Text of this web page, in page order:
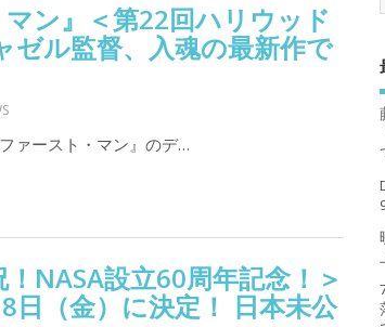
ン』＜第22回ハリウッド
ゼル監督、入魂の最新作で
ァースト・マン』のデ…
NASA設立60周年記念！＞
日（金）に決定！ 日本未公